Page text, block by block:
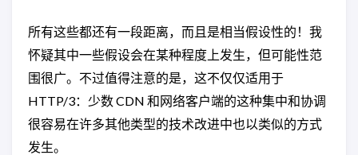
所有这些都还有一段距离，而且是相当假设性的！我
怀疑其中一些假设会在某种程度上发生，但可能性范
围很广。不过值得注意的是，这不仅仅适用于
HTTP/3：少数 CDN 和网络客户端的这种集中和协调
很容易在许多其他类型的技术改进中也以类似的方式
发生。